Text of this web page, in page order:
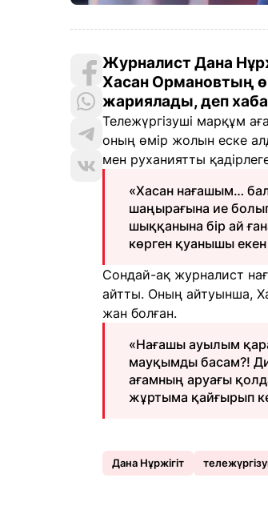
Журналист Дана
Хасан Ормановтың
жариялады, деп
Тележүргізуші марқұм
оның өмір жолын еске
мен руханиятты
«Хасан нағашым…
шаңырағына ие
шыққанына бір ай
көрген қуанышы
Сондай-ақ журналист
айтты. Оның айтуынша,
жан болған.
«Нағашы ауылым
мауқымды басам?!
ағамның аруағы
жұртыма қайғырып
Дана Нұржігіт